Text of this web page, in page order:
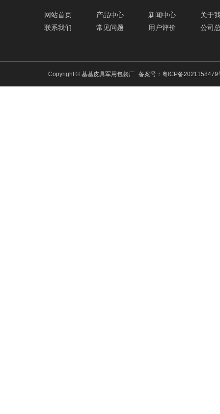
网站首页 产品中心 新闻中心
关于
联系我们
常见问题 用户评价 公司
Copyright © 基基皮具军用包袋厂 备案号： 粤ICP备2021158479